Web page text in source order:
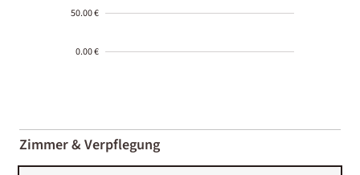
50.00 €
0.00 €
01-02
Zimmer & Verpflegung